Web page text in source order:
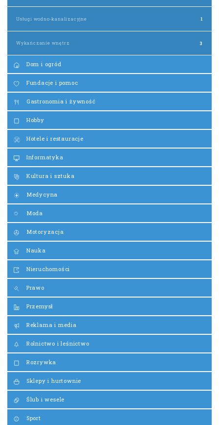
Usługi wodno-kanalizacyjne 1
Wykańczanie wnętrz 3
Dom i ogród
Fundacje i pomoc
Gastronomia i żywność
Hobby
Hotele i restauracje
Informatyka
Kultura i sztuka
Medycyna
Moda
Motoryzacja
Nauka
Nieruchomości
Prawo
Przemysł
Reklama i media
Rolnictwo i leśnictwo
Rozrywka
Sklepy i hurtownie
Ślub i wesele
Sport